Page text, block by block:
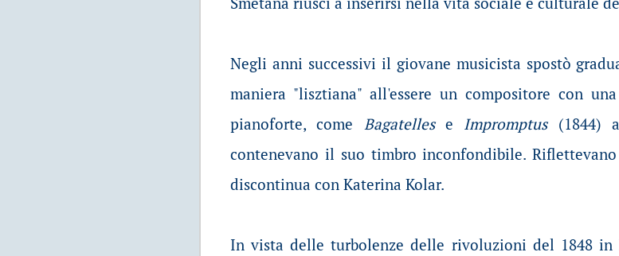
Negli anni successivi il giovane musicista spostò
maniera "lisztiana" all'essere un compositore con
pianoforte, come Bagatellese Impromptus(1844)
contenevano il suo timbro inconfondibile.
discontinua con Katerina Kolar.
In vista delle turbolenze delle rivoluzioni del 1848